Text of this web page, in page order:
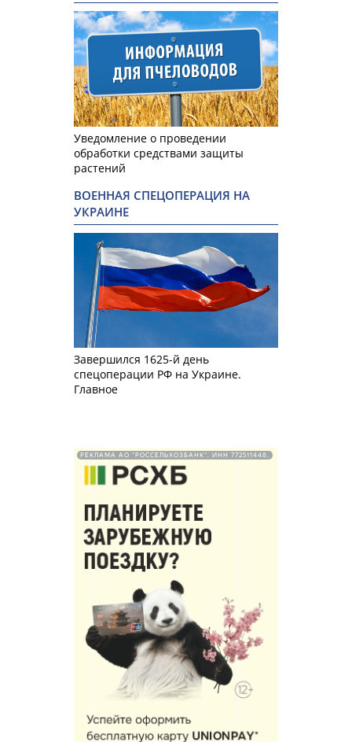
Уведомление о проведении
обработки средствами защиты
растений
ВОЕННАЯ СПЕЦОПЕРАЦИЯ НА
УКРАИНЕ
Завершился 1625-й день
спецоперации РФ на Украине.
Главное
РЕКЛАМА АО "РОССЕЛЬХОЗБАНК". ИНН 772511448.